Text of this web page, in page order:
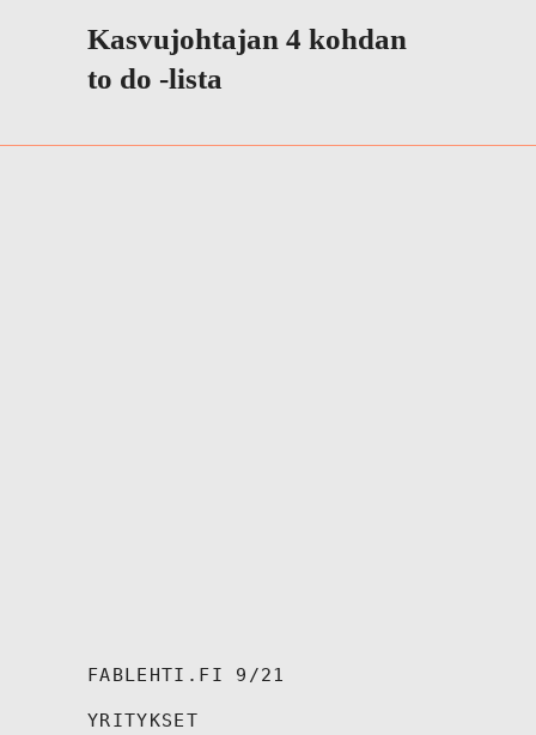
Kasvujohtajan 4 kohdan
to do -lista
FABLEHTI.FI 9/21
YRITYKSET